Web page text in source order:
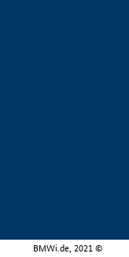
BMWi.de, 2021 ©